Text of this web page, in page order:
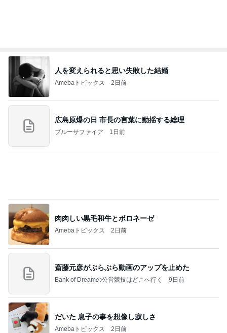
人を変えられると思い失敗した結婚
Amebaトピックス 2日前
広島原爆の日 市長の言葉に動揺する総理
ブルーサファイア 1日前
肉肉しい黒毛和牛とボロネーゼ
Amebaトピックス 2日前
斎藤元彦がぶらぶら動画のアップを止めた
Bank of Dreamの公営競技はどこへ行く 9日前
だいた 息子の事を想像し寂しさ
Amebaトピックス 2日前